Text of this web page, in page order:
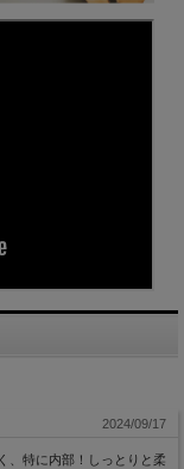
2024/09/17
、特に内部！しっとりと柔